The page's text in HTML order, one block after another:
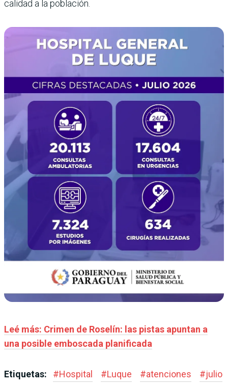
calidad a la población.
Leé más: Crimen de Roselín: las pistas apuntan a
una posible emboscada planificada
Etiquetas: #Hospital #Luque #atenciones #julio